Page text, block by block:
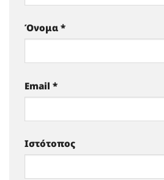
Όνομα *
Email *
Ιστότοπος